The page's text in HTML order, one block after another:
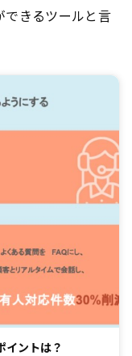
できるツールと言
イントは？